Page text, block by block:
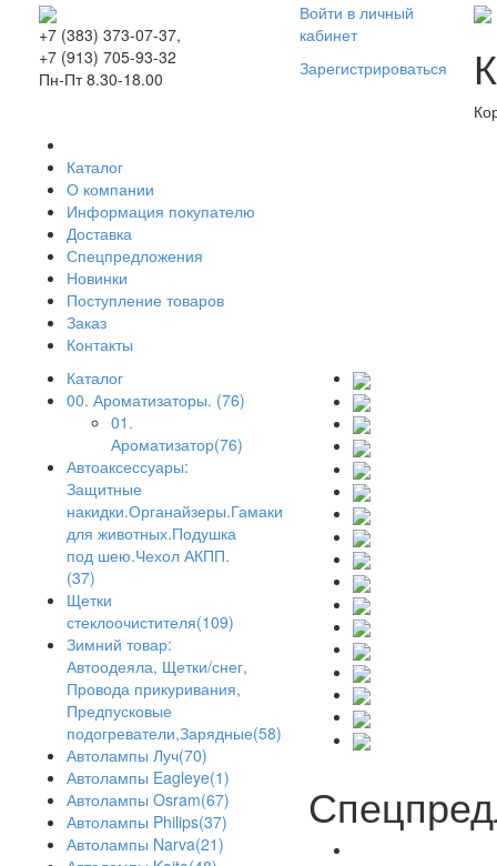
+7 (383) 373-07-37,
+7 (913) 705-93-32
Пн-Пт 8.30-18.00
Войти в личный
кабинет
Зарегистрироваться
Каталог
О компании
Информация покупателю
Доставка
Спецпредложения
Новинки
Поступление товаров
Заказ
Контакты
Каталог
00. Ароматизаторы. (76)
01.
Ароматизатор(76)
Автоаксессуары:
Защитные
накидки.Органайзеры.Гамаки
для животных.Подушка
под шею.Чехол АКПП.
(37)
Щетки
стеклоочистителя(109)
Зимний товар:
Автоодеяла, Щетки/снег,
Провода прикуривания,
Предпусковые
подогреватели,Зарядные(58)
Автолампы Луч(70)
Автолампы Eagleye(1)
Автолампы Osram(67)
Автолампы Philips(37)
Автолампы Narva(21)